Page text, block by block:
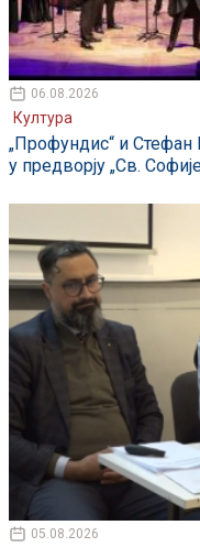
06.08.2026
Култура
„Профундис“ и
у предворју „Св.
05.08.2026